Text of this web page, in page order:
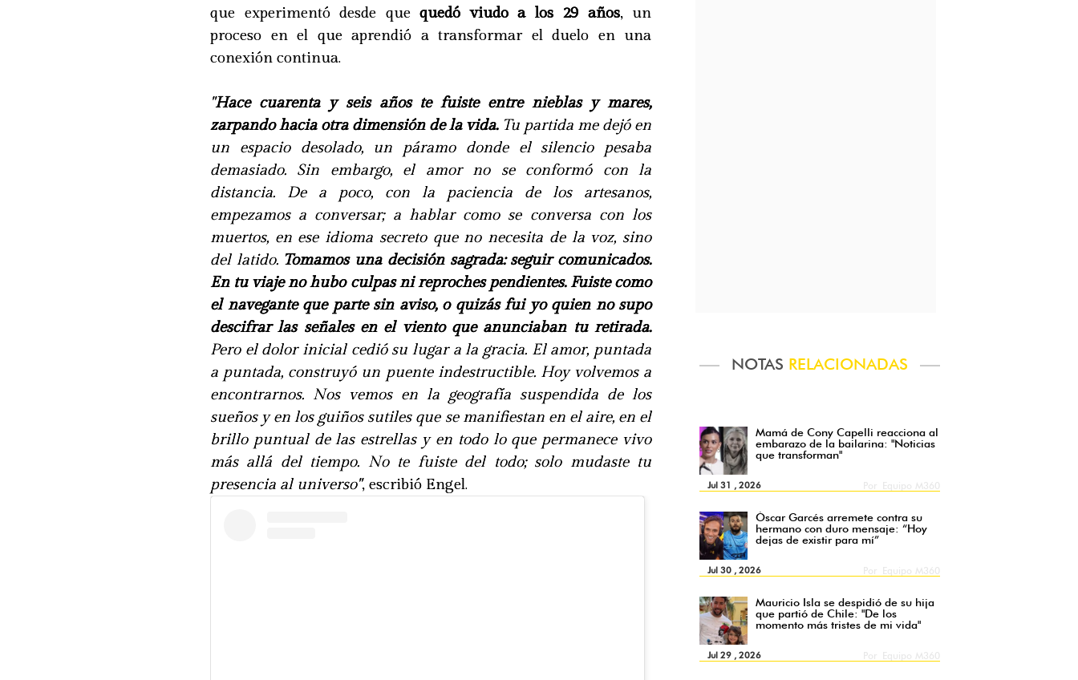
NOTAS RELACIONADAS
Mamá de Cony Capelli reacciona al
embarazo de la bailarina: "Noticias
que transforman"
Jul 31 , 2026
Óscar Garcés arremete contra su
hermano con duro mensaje: “Hoy
dejas de existir para mí”
Jul 30 , 2026
Mauricio Isla se despidió de su hija
que partió de Chile: "De los
momento más tristes de mi vida"
Jul 29 , 2026
que experimentó desde que quedó viudo a los 29 años, un
proceso en el que aprendió a transformar el duelo en una
conexión continua.
"Hace cuarenta y seis años te fuiste entre nieblas y mares,
zarpando hacia otra dimensión de la vida.Tu partida me dejó en
un espacio desolado, un páramo donde el silencio pesaba
demasiado. Sin embargo, el amor no se conformó con la
distancia. De a poco, con la paciencia de los artesanos,
empezamos a conversar; a hablar como se conversa con los
muertos, en ese idioma secreto que no necesita de la voz, sino
del latido. Tomamos una decisión sagrada: seguir comunicados.
En tu viaje no hubo culpas ni reproches pendientes. Fuiste como
el navegante que parte sin aviso, o quizás fui yo quien no supo
descifrar las señales en el viento que anunciaban tu retirada.
Pero el dolor inicial cedió su lugar a la gracia. El amor, puntada
a puntada, construyó un puente indestructible. Hoy volvemos a
encontrarnos. Nos vemos en la geografía suspendida de los
sueños y en los guiños sutiles que se manifiestan en el aire, en el
brillo puntual de las estrellas y en todo lo que permanece vivo
más allá del tiempo. No te fuiste del todo; solo mudaste tu
presencia al universo", escribió Engel.